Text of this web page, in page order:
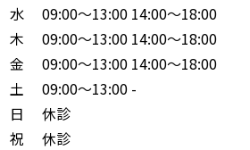
水
09:00〜13:00 14:00〜18:00
木
09:00〜13:00 14:00〜18:00
金
09:00〜13:00 14:00〜18:00
土
09:00〜13:00 -
日
休診
祝
休診